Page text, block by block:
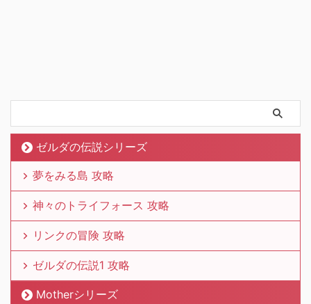
ゼルダの伝説シリーズ
夢をみる島 攻略
神々のトライフォース 攻略
リンクの冒険 攻略
ゼルダの伝説1 攻略
Motherシリーズ